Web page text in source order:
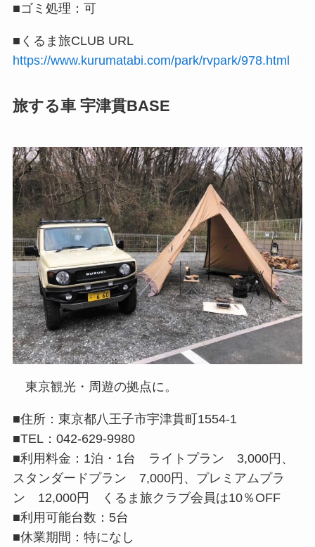
■ゴミ処理：可
■くるま旅CLUB URL
https://www.kurumatabi.com/park/rvpark/978.html
旅する車 宇津貫BASE
東京観光・周遊の拠点に。
■住所：東京都八王子市宇津貫町1554-1
■TEL：042-629-9980
■利用料金：1泊・1台 ライトプラン 3,000円、
スタンダードプラン 7,000円、プレミアムプラ
ン 12,000円 くるま旅クラブ会員は10％OFF
■利用可能台数：5台
■休業期間：特になし